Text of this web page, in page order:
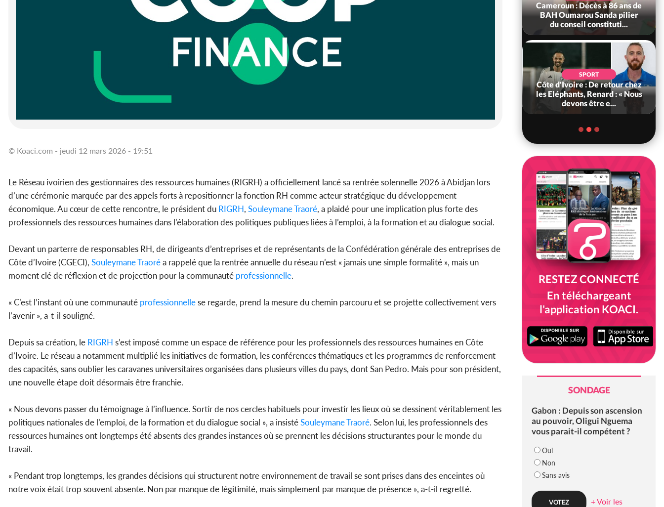
© Koaci.com - jeudi 12 mars 2026 - 19:51
Le Réseau ivoirien des gestionnaires des ressources humaines (RIGRH) a officiellement lancé sa rentrée solennelle 2026 à Abidjan lors
d’une cérémonie marquée par des appels forts à repositionner la fonction RH comme acteur stratégique du développement
économique. Au cœur de cette rencontre, le président du RIGRH, Souleymane Traoré, a plaidé pour une implication plus forte des
professionnels des ressources humaines dans l’élaboration des politiques publiques liées à l’emploi, à la formation et au dialogue social.
Devant un parterre de responsables RH, de dirigeants d’entreprises et de représentants de la Confédération générale des entreprises de
Côte d’Ivoire (CGECI), Souleymane Traoréa rappelé que la rentrée annuelle du réseau n’est « jamais une simple formalité », mais un
moment clé de réflexion et de projection pour la communauté professionnelle.
« C’est l’instant où une communauté professionnellese regarde, prend la mesure du chemin parcouru et se projette collectivement vers
l’avenir », a-t-il souligné.
Depuis sa création, le RIGRH s’est imposé comme un espace de référence pour les professionnels des ressources humaines en Côte
d’Ivoire. Le réseau a notamment multiplié les initiatives de formation, les conférences thématiques et les programmes de renforcement
des capacités, sans oublier les caravanes universitaires organisées dans plusieurs villes du pays, dont San Pedro. Mais pour son président,
une nouvelle étape doit désormais être franchie.
« Nous devons passer du témoignage à l’influence. Sortir de nos cercles habituels pour investir les lieux où se dessinent véritablement les
politiques nationales de l’emploi, de la formation et du dialogue social », a insistéSouleymane Traoré. Selon lui, les professionnels des
ressources humaines ont longtemps été absents des grandes instances où se prennent les décisions structurantes pour le monde du
travail.
« Pendant trop longtemps, les grandes décisions qui structurent notre environnement de travail se sont prises dans des enceintes où
notre voix était trop souvent absente. Non par manque de légitimité, mais simplement par manque de présence », a-t-il regretté.
Cameroun : Décès à 86 ans de
BAH Oumarou Sanda pilier
du conseil constituti...
SPORT
Côte d'Ivoire : De retour chez
les Eléphants, Renard : « Nous
devons être e...
RESTEZ CONNECTÉ
En téléchargeant
l'application KOACI.
SONDAGE
Gabon : Depuis son ascension
au pouvoir, Oligui Nguema
vous parait-il compétent ?
Oui
Non
Sans avis
+ Voir les